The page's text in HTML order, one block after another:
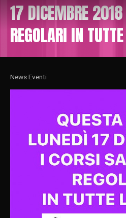
17 DICEMBRE
REGOLARI IN
News Eventi